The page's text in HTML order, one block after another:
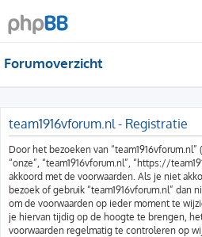
Forumoverzicht
team1916vforum.nl - Registratie
Door het bezoeken van “team1916vforum.nl”
“onze”, “team1916vforum.nl”, “https://
akkoord met de voorwaarden. Als je niet
bezoek of gebruik “team1916vforum.nl” dan
om de voorwaarden op ieder moment te
je hiervan tijdig op de hoogte te brengen,
voorwaarden regelmatig te controleren op